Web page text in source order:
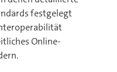
festgelegt
Online-